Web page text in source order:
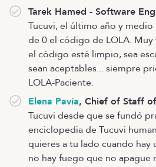
Tarek Hamed - Software
Tucuvi, el último año y
de 0 el código de LOLA.
el código esté limpio, sea
sean aceptables... siempre
LOLA-Paciente.
Elena Pavía, Chief of Staff
Tucuvi desde que se fundó
enciclopedia de Tucuvi
quieres a tu lado cuando hay
no hay fuego que no apague